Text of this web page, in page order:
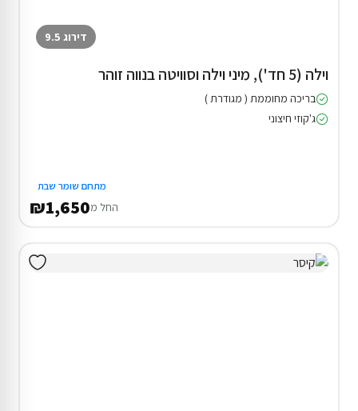
דירוג 9.5
וילה (5 חד'), מיני וילה וסוויטה בנווה זוהר
בריכה מחוממת ( מגודרת )
ג'קוזי חיצוני
מתחם שומר שבת
החל מ₪1,650